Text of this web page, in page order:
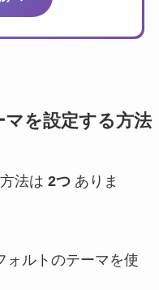
を設定する方法
法は 2つありま
ォルトのテーマを使